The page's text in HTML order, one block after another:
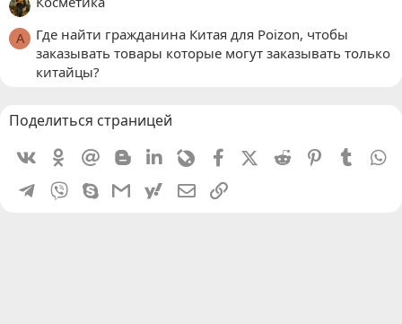
A
Где найти гражданина Китая для Poizon, чтобы
заказывать товары которые могут заказывать только
китайцы?
Поделиться страницей
VkontakteOdnoklassniki
Mail.ru BloggerLinkedin
LivejournalFacebookX (Twitter)
Reddit PinterestTumblr
Telegram
Viber SkypeGmailyahoomailЭлектронная почта